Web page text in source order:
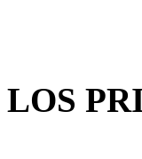
LOS